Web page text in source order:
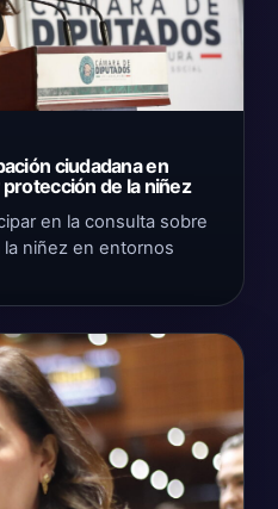
ciudadana en
de la niñez
en la consulta sobre
niñez en entornos